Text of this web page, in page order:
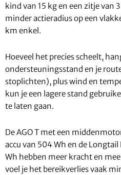
kind van 15 kg en een zitje van
minder actieradius op een
km enkel.
Hoeveel het precies scheelt,
ondersteuningsstand en je
stoplichten), plus wind en
kun je een lagere stand
te laten gaan.
De AGO T met een
accu van 504 Wh en de
Wh hebben meer kracht en
voel je het bereikverlies vaak